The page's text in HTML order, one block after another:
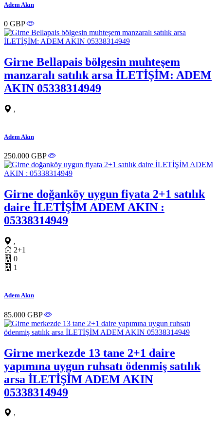
Adem Akın
0 GBP
Girne Bellapais bölgesin muhteşem
manzaralı satılık arsa İLETİŞİM: ADEM
AKIN 05338314949
,
Adem Akın
250.000 GBP
Girne doğanköy uygun fiyata 2+1 satılık
daire İLETİŞİM ADEM AKIN :
05338314949
,
2+1
0
1
Adem Akın
85.000 GBP
Girne merkezde 13 tane 2+1 daire
yapımına uygun ruhsatı ödenmiş satılık
arsa İLETİŞİM ADEM AKIN
05338314949
,